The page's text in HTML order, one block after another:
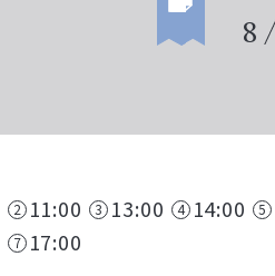
8
11:00 13:00 14:00
17:00